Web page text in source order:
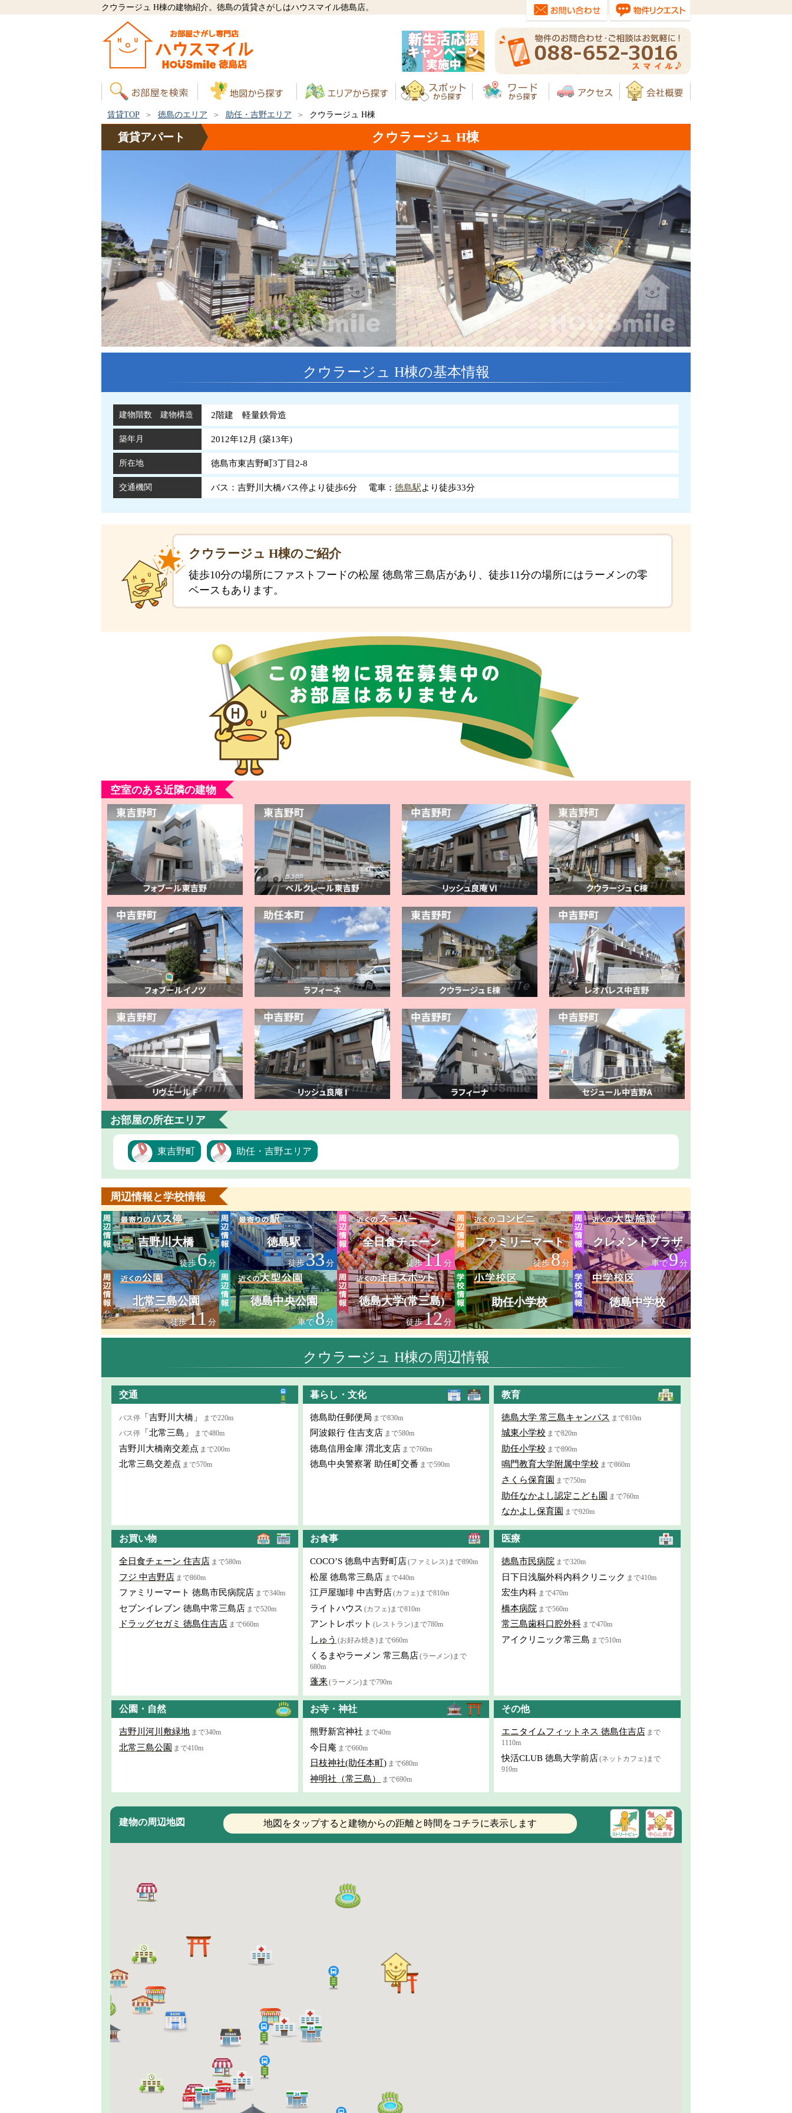
クウラージュ H棟の建物紹介。徳島の賃貸さがしはハウスマイル徳島店。
賃貸TOP 徳島のエリア 助任・吉野エリア クウラージュ H棟
賃貸アパート クウラージュ H棟
クウラージュ H棟の基本情報
建物階数 建物構造 2階建 軽量鉄骨造
築年月 2012年12月 (築13年)
所在地 徳島市東吉野町3丁目2-8
交通機関 バス：吉野川大橋バス停より徒歩6分 電車： 徳島駅より徒歩33分
クウラージュ H棟のご紹介
徒歩10分の場所にファストフードの松屋 徳島常三島店があり、徒歩11分の場所にはラーメンの零
ベースもあります。
空室のある近隣の建物
お部屋の所在エリア
東吉野町 助任・吉野エリア
周辺情報と学校情報
吉野川大橋
徒歩6分
徳島駅
徒歩33分
全日食チェーン
徒歩11分
ファミリーマート
徒歩8分
クレメントプラザ
車で9分
北常三島公園
徒歩11分
徳島中央公園
車で8分
徳島大学(常三島)
徒歩12分
助任小学校 徳島中学校
クウラージュ H棟の周辺情報
交通
バス停 「吉野川大橋」
まで220m
バス停 「北常三島」 まで480m
吉野川大橋南交差点 まで200m
北常三島交差点 まで570m
暮らし・文化
徳島助任郵便局 まで830m
阿波銀行 住吉支店 まで580m
徳島信用金庫 渭北支店 まで760m
徳島中央警察署 助任町交番 まで590m
教育
徳島大学 常三島キャンパス まで810m
城東小学校 まで820m
助任小学校 まで890m
鳴門教育大学附属中学校 まで860m
さくら保育園 まで750m
助任なかよし認定こども園 まで760m
なかよし保育園 まで920m
お買い物
全日食チェーン 住吉店 まで580m
フジ 中吉野店 まで860m
ファミリーマート 徳島市民病院店 まで340m
セブンイレブン 徳島中常三島店 まで520m
ドラッグセガミ 徳島住吉店 まで660m
お食事
COCO’S 徳島中吉野町店(ファミレス)まで890m
松屋 徳島常三島店 まで440m
江戸屋珈琲 中吉野店(カフェ)まで810m
ライトハウス (カフェ)まで810m
アントレポット (レストラン)まで780m
しゅう (お好み焼き)まで660m
くるまやラーメン 常三島店(ラーメン)まで
680m
蓬来(ラーメン)まで790m
医療
徳島市民病院 まで320m
日下日浅脳外科内科クリニック まで410m
宏生内科 まで470m
橋本病院 まで560m
常三島歯科口腔外科 まで470m
アイクリニック常三島 まで510m
公園・自然
吉野川河川敷緑地 まで340m
北常三島公園 まで410m
お寺・神社
熊野新宮神社 まで40m
今日庵 まで660m
日枝神社(助任本町) まで680m
神明社（常三島） まで690m
その他
エニタイムフィットネス 徳島住吉店 まで
1110m
快活CLUB 徳島大学前店(ネットカフェ)まで
910m
建物の周辺地図 地図をタップすると建物からの距離と時間をコチラに表示します